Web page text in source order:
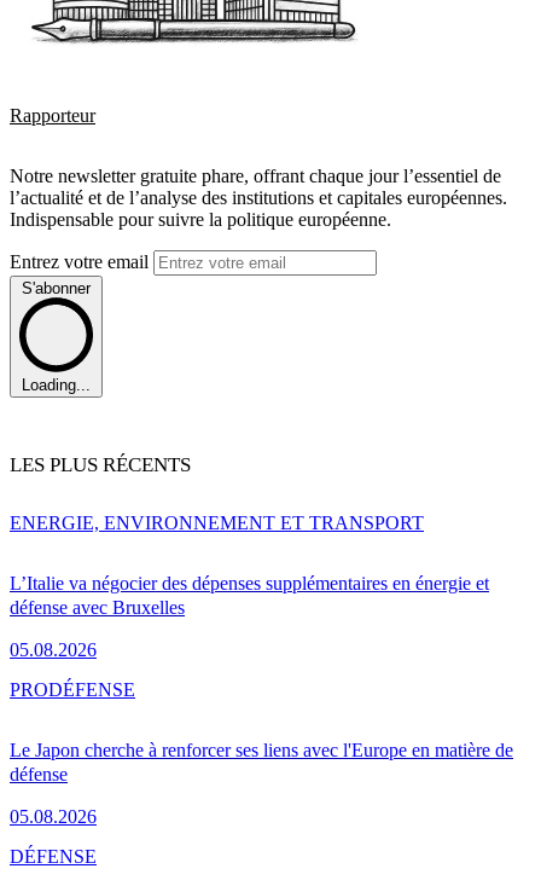
Rapporteur
Notre newsletter gratuite phare, offrant chaque jour l’essentiel de
l’actualité et de l’analyse des institutions et capitales européennes.
Indispensable pour suivre la politique européenne.
Entrez votre email
S'abonner
Loading...
LES PLUS RÉCENTS
L’Italie va négocier des dépenses supplémentaires en énergie et
défense avec Bruxelles
05.08.2026
ENERGIE, ENVIRONNEMENT ET TRANSPORT
Le Japon cherche à renforcer ses liens avec l'Europe en matière de
défense
05.08.2026
PRODÉFENSE
DÉFENSE